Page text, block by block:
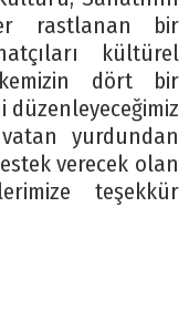
rastlanan bir
kültürel
dört bir
düzenleyeceğimiz
yurdundan
verecek olan
teşekkür